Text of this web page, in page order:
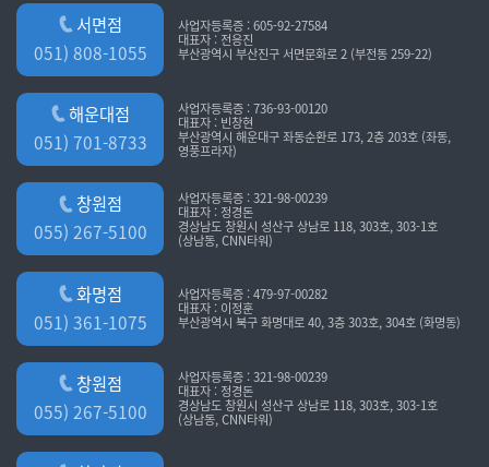
서면점
051) 808-1055
사업자등록증 : 605-92-27584
대표자 : 전응진
부산광역시 부산진구 서면문화로 2 (부전동 259-22)
해운대점
051) 701-8733
사업자등록증 : 736-93-00120
대표자 : 빈창현
부산광역시 해운대구 좌동순환로 173, 2층 203호 (좌동,
영풍프라자)
창원점
055) 267-5100
사업자등록증 : 321-98-00239
대표자 : 정경돈
경상남도 창원시 성산구 상남로 118, 303호, 303-1호
(상남동, CNN타워)
화명점
051) 361-1075
사업자등록증 : 479-97-00282
대표자 : 이정훈
부산광역시 북구 화명대로 40, 3층 303호, 304호 (화명동)
창원점
055) 267-5100
사업자등록증 : 321-98-00239
대표자 : 정경돈
경상남도 창원시 성산구 상남로 118, 303호, 303-1호
(상남동, CNN타워)